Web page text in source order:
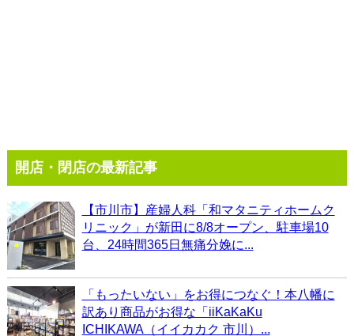
開店・閉店の最新記事
【市川市】産婦人科「和マタニティホームク
リニック」が新田に8/8オープン、駐車場10
台、24時間365日無痛分娩に...
「もったいない」をお得につなぐ！本八幡に
訳あり商品がお得な「iiKaKaKu
ICHIKAWA（イイカカク 市川）...